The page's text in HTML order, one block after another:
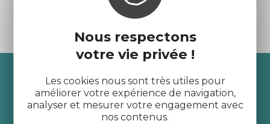
Nous respectons
votre vie privée !
Les cookies nous sont très utiles pour
améliorer votre expérience de navigation,
analyser et mesurer votre engagement avec
nos contenus.
Recevez l’actualité des
Côtes d’Armor